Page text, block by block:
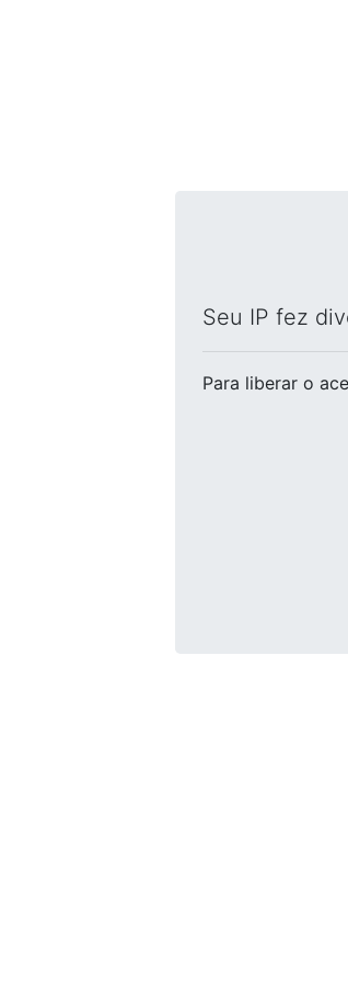
Seu IP fez
Para liberar o